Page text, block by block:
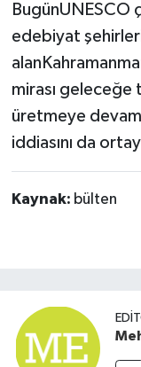
BugünUNESCO
edebiyat
mirası geleceğe
üretmeye
iddiasını da
Kaynak: bülten